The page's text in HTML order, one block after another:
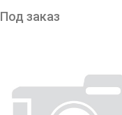
Под заказ